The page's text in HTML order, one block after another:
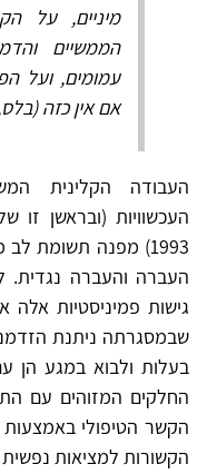
מיניים, על
הממשיים
עמומים, ועל
אם אין כזה (בלס, 2004, עמ'
העבודה הקלינית
1993) מפנה תשומת
העברה והעברה נגדית.
גישות פמיניסטיות
שבמסגרתה ניתנת
בעלות ולבוא במגע הן
החלקים המזוהים עם
הקשורות למציאות